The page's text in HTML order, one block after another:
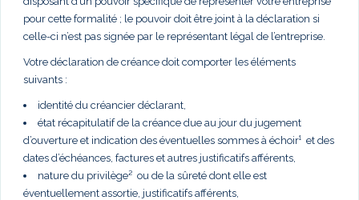
pour cette formalité ; le pouvoir doit être joint à la déclaration si
celle-ci n’est pas signée par le représentant légal de l’entreprise.
Votre déclaration de créance doit comporter les éléments
suivants :
identité du créancier déclarant,
état récapitulatif de la créance due au jour du jugement
d’ouverture et indication des éventuelles sommes à échoir¹ et des
dates d’échéances, factures et autres justificatifs afférents,
nature du privilège² ou de la sûreté dont elle est
éventuellement assortie, justificatifs afférents,